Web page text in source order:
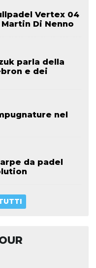
Vertex 04
Martin Di Nenno
parla della
e dei
nel
da padel